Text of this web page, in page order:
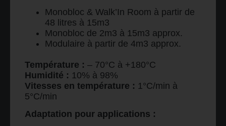
Monobloc & Walk’In Room à partir de
48 litres à 15m3
Monobloc de 2m3 à 15m3 approx.
Modulaire à partir de 4m3 approx.
Température : – 70°C à +180°C
Humidité : 10% à 98%
Vitesses en température : 1°C/min à
5°C/min
Adaptation pour applications :